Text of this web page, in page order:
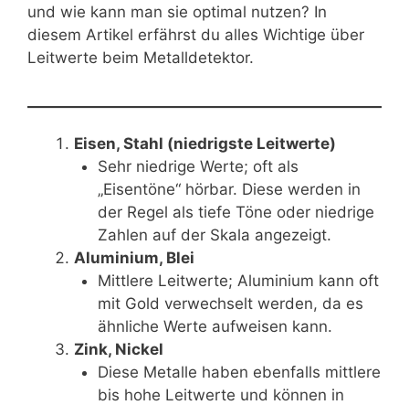
und wie kann man sie optimal nutzen? In
diesem Artikel erfährst du alles Wichtige über
Leitwerte beim Metalldetektor.
Eisen, Stahl (niedrigste Leitwerte)
Sehr niedrige Werte; oft als
„Eisentöne“ hörbar. Diese werden in
der Regel als tiefe Töne oder niedrige
Zahlen auf der Skala angezeigt.
Aluminium, Blei
Mittlere Leitwerte; Aluminium kann oft
mit Gold verwechselt werden, da es
ähnliche Werte aufweisen kann.
Zink, Nickel
Diese Metalle haben ebenfalls mittlere
bis hohe Leitwerte und können in